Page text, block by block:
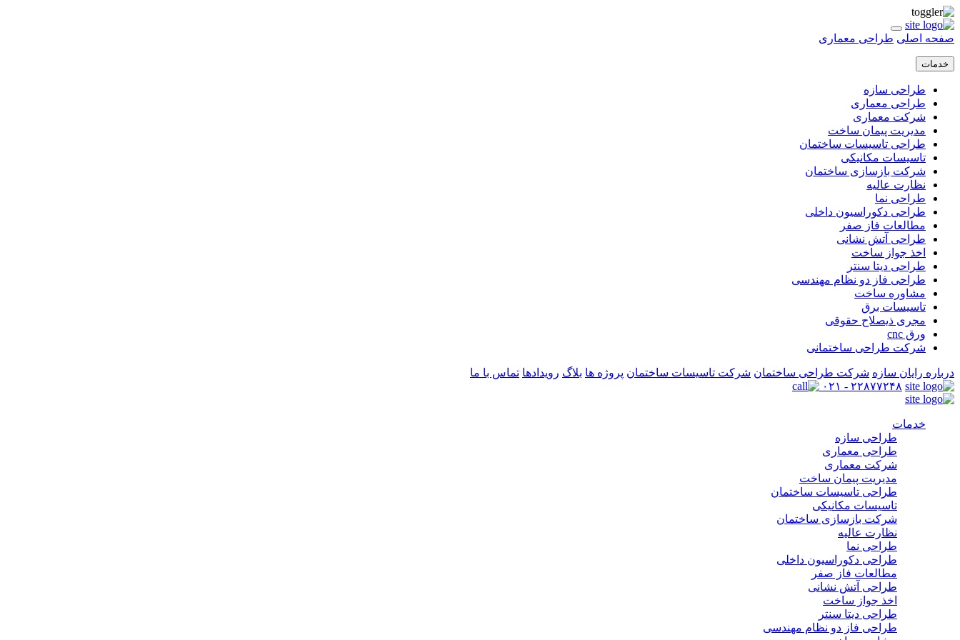
صفحه اصلی طراحی معماری
خدمات
طراحی سازه
طراحی معماری
شرکت معماری
مدیریت پیمان ساخت
طراحی تاسیسات ساختمان
تاسیسات مکانیکی
شرکت بازسازی ساختمان
نظارت عالیه
طراحی نما
طراحی دکوراسیون داخلی
مطالعات فاز صفر
طراحی آتش نشانی
اخذ جواز ساخت
طراحی دیتا سنتر
طراحی فاز دو نظام مهندسی
مشاوره ساخت
تاسیسات برق
مجری ذیصلاح حقوقی
ورق cnc
شرکت طراحی ساختمانی
درباره رایان سازه شرکت طراحی ساختمان شرکت تاسیسات ساختمان پروژه ها بلاگ رویدادها تماس با ما
۲۲۸۷۷۲۴۸ - ۰۲۱
خدمات
طراحی سازه
طراحی معماری
شرکت معماری
مدیریت پیمان ساخت
طراحی تاسیسات ساختمان
تاسیسات مکانیکی
شرکت بازسازی ساختمان
نظارت عالیه
طراحی نما
طراحی دکوراسیون داخلی
مطالعات فاز صفر
طراحی آتش نشانی
اخذ جواز ساخت
طراحی دیتا سنتر
طراحی فاز دو نظام مهندسی